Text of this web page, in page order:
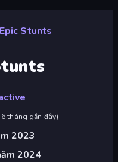
Stunts
tháng gần đây)
2023
2024